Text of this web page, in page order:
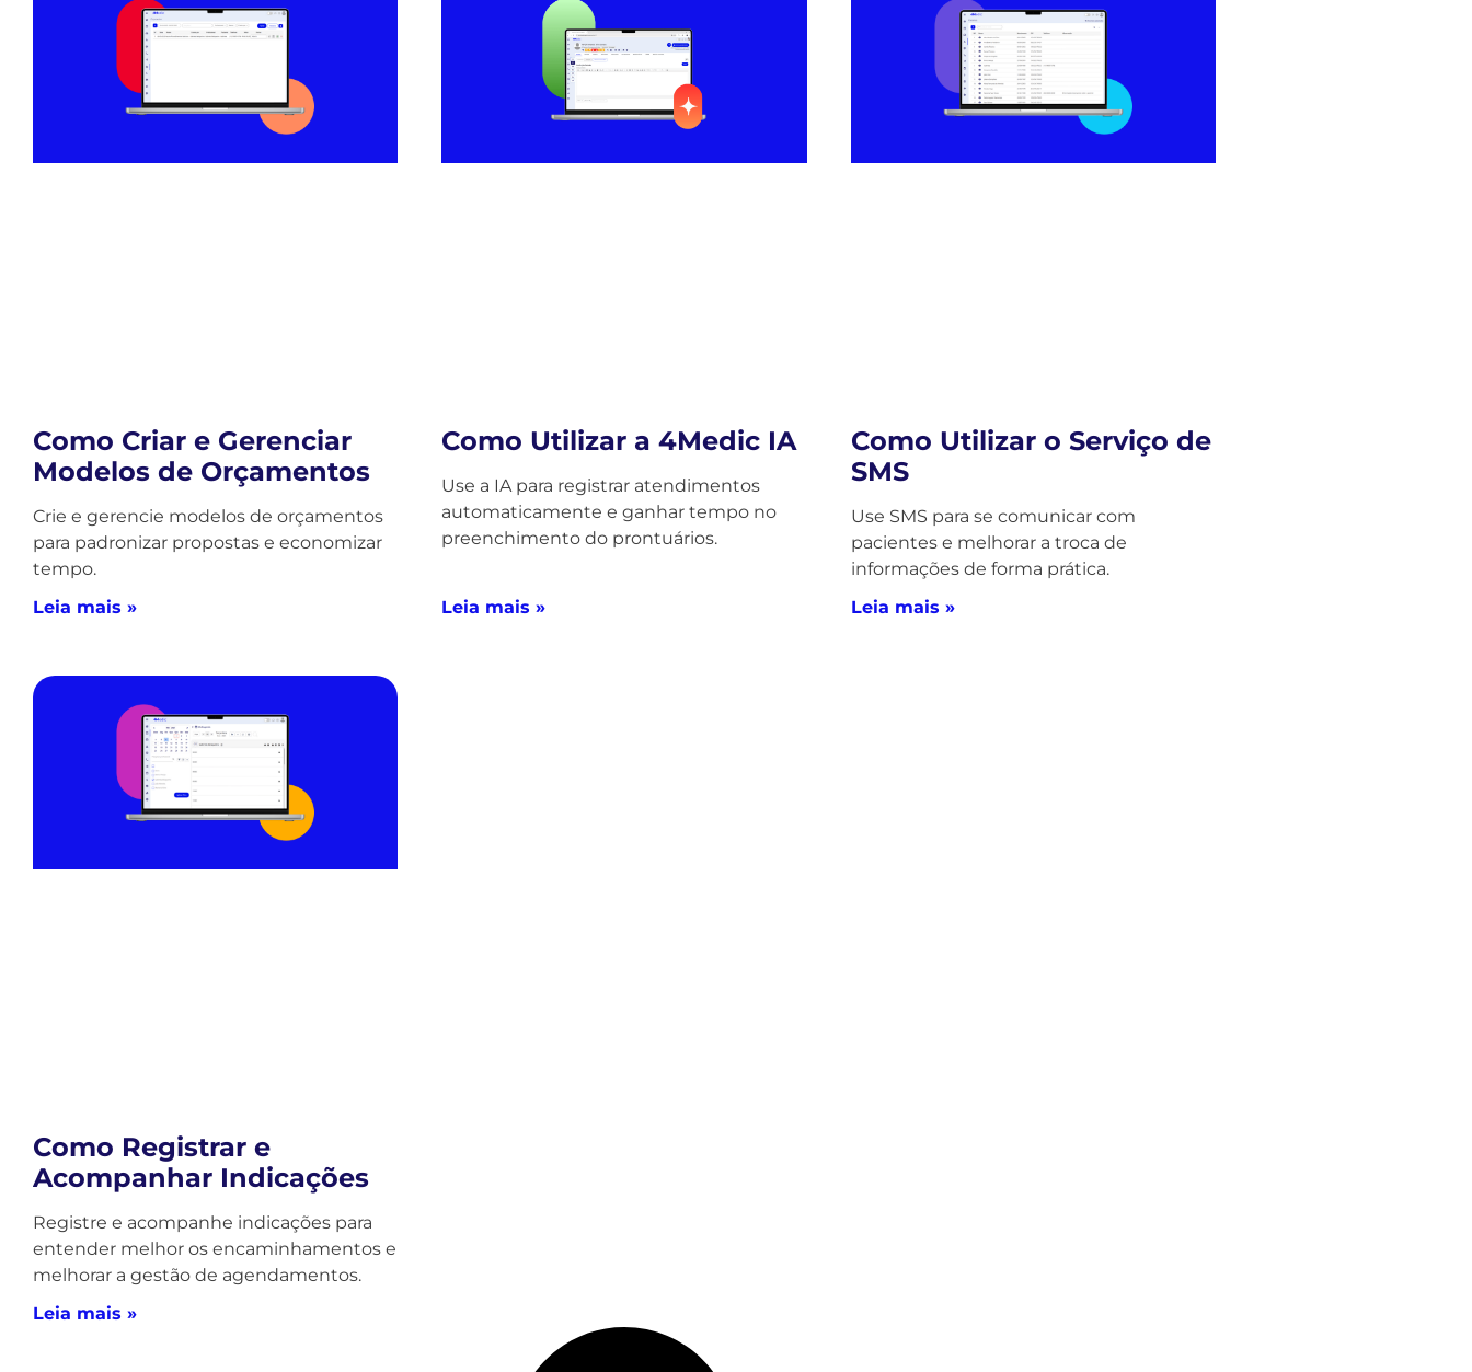
Como Criar e Gerenciar
Modelos de Orçamentos
Crie e gerencie modelos de orçamentos
para padronizar propostas e economizar
tempo.
Leia mais »
Como Utilizar a 4Medic IA
Use a IA para registrar atendimentos
automaticamente e ganhar tempo no
preenchimento do prontuários.
Leia mais »
Como Utilizar o Serviço de
SMS
Use SMS para se comunicar com
pacientes e melhorar a troca de
informações de forma prática.
Leia mais »
Como Registrar e
Acompanhar Indicações
Registre e acompanhe indicações para
entender melhor os encaminhamentos e
melhorar a gestão de agendamentos.
Leia mais »